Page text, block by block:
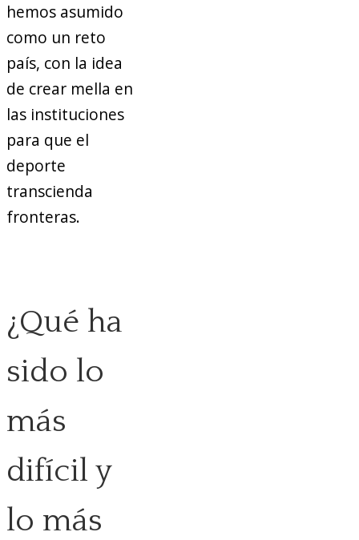
hemos asumido
como un reto
país, con la idea
de crear mella en
las instituciones
para que el
deporte
transcienda
fronteras.
¿Qué ha
sido lo
más
difícil y
lo más